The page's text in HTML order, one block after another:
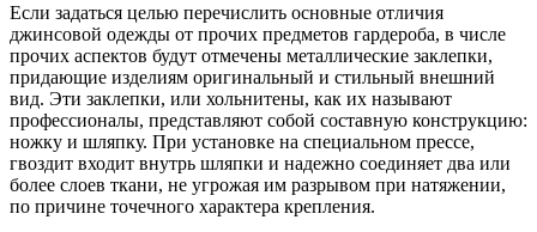
Если задаться целью перечислить основные отличия
джинсовой одежды от прочих предметов гардероба, в числе
прочих аспектов будут отмечены металлические заклепки,
придающие изделиям оригинальный и стильный внешний
вид. Эти заклепки, или хольнитены, как их называют
профессионалы, представляют собой составную конструкцию:
ножку и шляпку. При установке на специальном прессе,
гвоздит входит внутрь шляпки и надежно соединяет два или
более слоев ткани, не угрожая им разрывом при натяжении,
по причине точечного характера крепления.